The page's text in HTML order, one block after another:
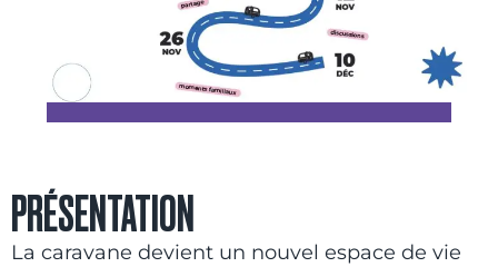
PRÉSENTATION
La caravane devient un nouvel espace de vie